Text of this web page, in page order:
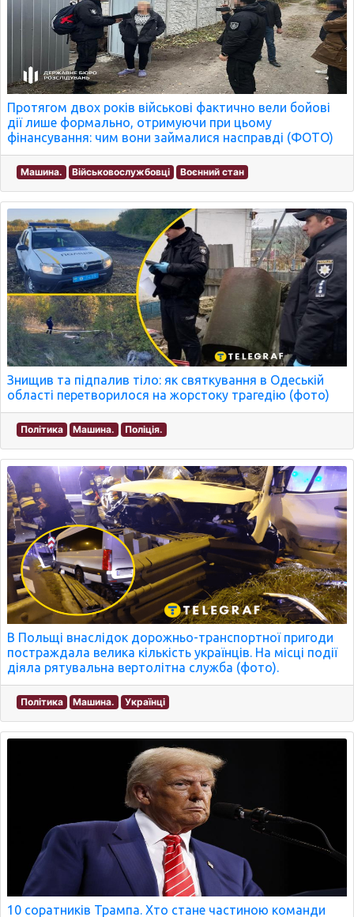
Протягом двох років військові фактично вели бойові
дії лише формально, отримуючи при цьому
фінансування: чим вони займалися насправді (ФОТО)
Машина. Військовослужбовці Воєнний стан
Знищив та підпалив тіло: як святкування в Одеській
області перетворилося на жорстоку трагедію (фото)
Політика Машина. Поліція.
В Польщі внаслідок дорожньо-транспортної пригоди
постраждала велика кількість українців. На місці події
діяла рятувальна вертолітна служба (фото).
Політика Машина. Українці
10 соратників Трампа. Хто стане частиною команди